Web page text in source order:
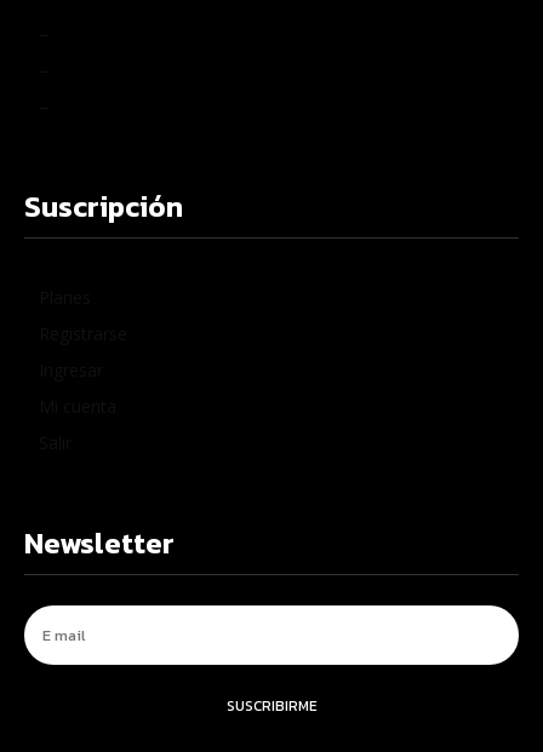
Suscripción
Newsletter
SUSCRIBIRME